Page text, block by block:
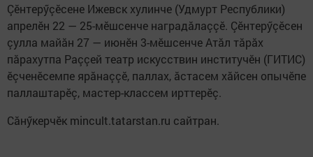
Çӗнтерӳçӗсене Ижевск хулинче (Удмурт Республики)
апрелӗн 22 — 25-мӗшсенче наградăлаççӗ. Çӗнтерӳçӗсен
çулла майăн 27 — июнӗн 3-мӗшсенче Атăл тăрăх
пăрахутпа Раççей театр искусствин институчӗн (ГИТИС)
ӗçченӗсемпе ярăнаççӗ, паллах, ăстасем хăйсен опычӗпе
паллаштарӗç, мастер-классем ирттерӗç.
Сăнӳкерчӗк mincult.tatarstan.ru сайтран.